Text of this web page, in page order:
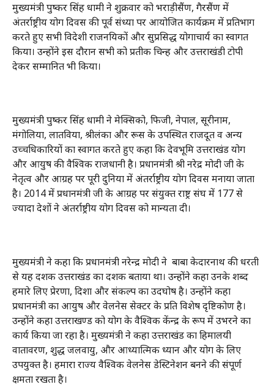
मुख्यमंत्री पुष्कर सिंह धामी ने शुक्रवार को भराड़ीसैंण, गैरसैंण में
अंतर्राष्ट्रीय योग दिवस की पूर्व संध्या पर आयोजित कार्यक्रम में प्रतिभाग
करते हुए सभी विदेशी राजनयिकों और सुप्रसिद्ध योगाचार्य का स्वागत
किया। उन्होंने इस दौरान सभी को प्रतीक चिन्ह और उत्तराखंडी टोपी
देकर सम्मानित भी किया।
मुख्यमंत्री पुष्कर सिंह धामी ने मेक्सिको, फिजी, नेपाल, सूरीनाम,
मंगोलिया, लातविया, श्रीलंका और रूस के उपस्थित राजदूत व अन्य
उच्चधिकारियों का स्वागत करते हुए कहा कि देवभूमि उत्तराखंड योग
और आयुष की वैश्विक राजधानी है। प्रधानमंत्री श्री नरेद्र मोदी जी के
नेतृत्व और आग्रह पर पूरी दुनिया में अंतर्राष्ट्रीय योग दिवस मनाया जाता
है। 2014 में प्रधानमंत्री जी के आग्रह पर संयुक्त राष्ट्र संघ में 177 से
ज्यादा देशों ने अंतर्राष्ट्रीय योग दिवस को मान्यता दी।
मुख्यमंत्री ने कहा कि प्रधानमंत्री नरेन्द्र मोदी ने बाबा केदारनाथ की धरती
से यह दशक उत्तराखंड का दशक बताया था। उन्होंने कहा उनके शब्द
हमारे लिए प्रेरणा, दिशा और संकल्प का उदघोष है। उन्होंने कहा
प्रधानमंत्री का आयुष और वेलनेस सेक्टर के प्रति विशेष दृष्टिकोण है।
उन्होंने कहा उत्तराखण्ड को योग के वैश्विक केंन्द्र के रूप में उभरने का
कार्य किया जा रहा है। मुख्यमंत्री ने कहा उत्तराखंड का हिमालयी
वातावरण, शुद्ध जलवायु, और आध्यात्मिक ध्यान और योग के लिए
उपयुक्त है। हमारा राज्य वैश्विक वेलनेस डेस्टिनेशन बनने की संपूर्ण
क्षमता रखता है।